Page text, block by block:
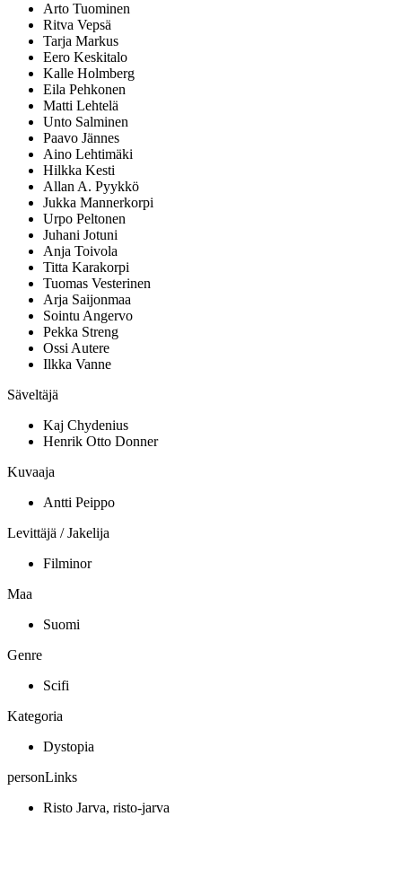
Arto Tuominen
Ritva Vepsä
Tarja Markus
Eero Keskitalo
Kalle Holmberg
Eila Pehkonen
Matti Lehtelä
Unto Salminen
Paavo Jännes
Aino Lehtimäki
Hilkka Kesti
Allan A. Pyykkö
Jukka Mannerkorpi
Urpo Peltonen
Juhani Jotuni
Anja Toivola
Titta Karakorpi
Tuomas Vesterinen
Arja Saijonmaa
Sointu Angervo
Pekka Streng
Ossi Autere
Ilkka Vanne
Säveltäjä
Kaj Chydenius
Henrik Otto Donner
Kuvaaja
Antti Peippo
Levittäjä / Jakelija
Filminor
Maa
Suomi
Genre
Scifi
Kategoria
Dystopia
personLinks
Risto Jarva, risto-jarva